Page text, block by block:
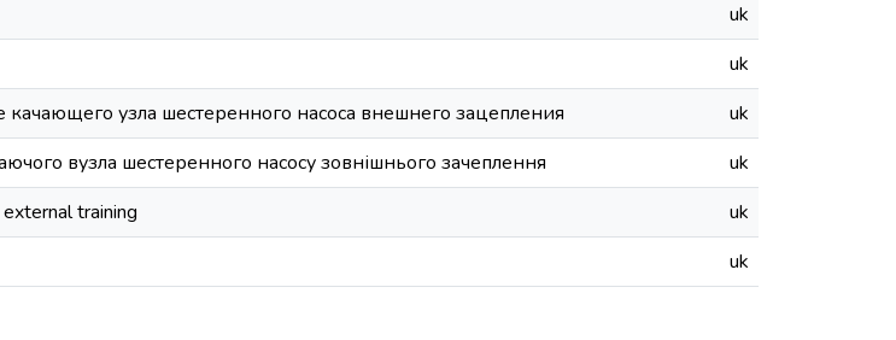
uk
uk
узла шестеренного насоса внешнего зацепления
uk
вузла шестеренного насосу зовнішнього зачеплення
uk
training
uk
uk